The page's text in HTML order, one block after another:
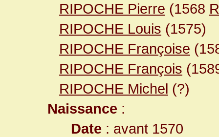
RIPOCHE Pierre (1568
RIPOCHE Louis (1575)
RIPOCHE Françoise
RIPOCHE François
RIPOCHE Michel (?)
Naissance :
Date : avant 1570